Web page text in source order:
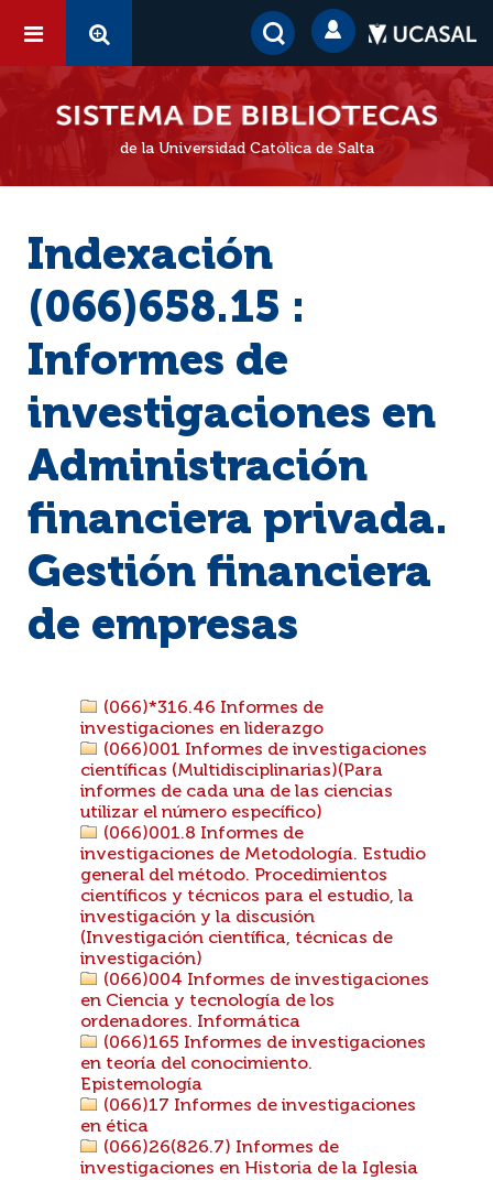
de la Universidad Católica de Salta
Indexación
(066)658.15 :
Informes de
investigaciones en
Administración
financiera privada.
Gestión financiera
de empresas
(066)*316.46 Informes de
investigaciones en liderazgo
(066)001 Informes de investigaciones
científicas (Multidisciplinarias)(Para
informes de cada una de las ciencias
utilizar el número específico)
(066)001.8 Informes de
investigaciones de Metodología. Estudio
general del método. Procedimientos
científicos y técnicos para el estudio, la
investigación y la discusión
(Investigación científica, técnicas de
investigación)
(066)004 Informes de investigaciones
en Ciencia y tecnología de los
ordenadores. Informática
(066)165 Informes de investigaciones
en teoría del conocimiento.
Epistemología
(066)17 Informes de investigaciones
en ética
(066)26(826.7) Informes de
investigaciones en Historia de la Iglesia